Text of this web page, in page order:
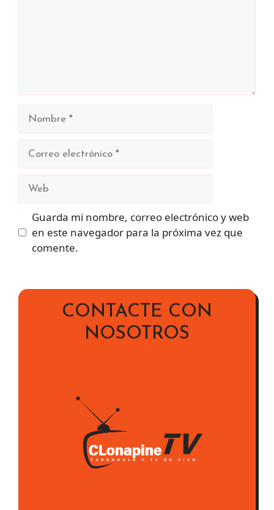
Nombre
Guarda mi nombre, correo electrónico y web
en este navegador para la próxima vez que
comente.
CONTACTE CON
NOSOTROS